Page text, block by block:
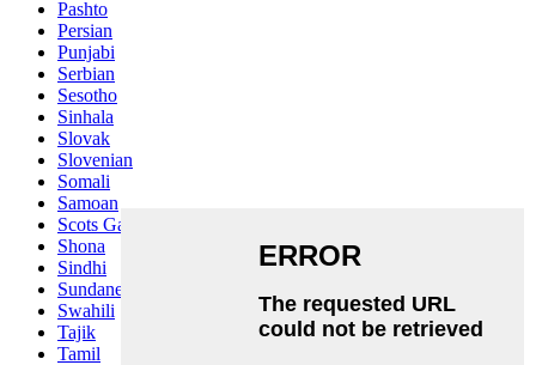
Pashto
Persian
Punjabi
Serbian
Sesotho
Sinhala
Slovak
Slovenian
Somali
Samoan
Scots Gaelic
Shona
Sindhi
Sundanese
Swahili
Tajik
Tamil